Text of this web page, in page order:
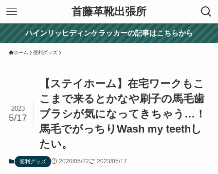
首藤革靴出張所
ハインリッヒディンケラッカーの記事はこちらから
ホーム 便利グッズ
【ステイホーム】在宅ワークもこ
こまで来るとかなや刷子の馬毛歯
ブラシが気になってきちゃう…！
馬毛でがっちりWash my teethし
たい。
2023
5/17
便利グッズ 2020/05/22 2023/05/17